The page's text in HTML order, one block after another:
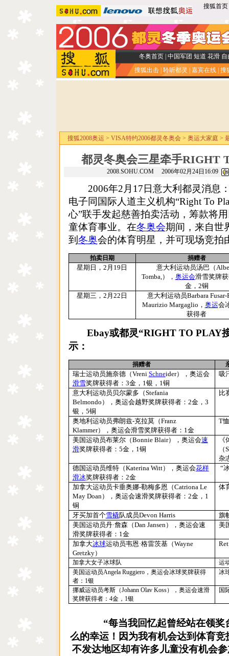
搜狐首页
冬奥首页| 中国军团 短道 花滑 自
搜狐出击 聆听都灵 嘉宾在线 搜
搜狐2008奥运 > VISA特约2006都灵冬奥会> 奥运大家庭 >
都灵冬奥会三星牵手RIGHT
2008.SOHU.COM 2006年02月24日16:09
2006年2月17日意大利都灵消息
电子同国际人道主义机构“Right To
心”联手发起慈善拍卖活动，筹款将
童体育事业。在冬奥会期间，来自世
到 冬奥会的体育明星，并可现场竞拍
拍卖日期 捐赠者
星期日， 2 月 19 日 意大利运动员汤巴（
Tomba,）， 奥运会滑雪奖牌
金， 2铜
星期三， 2 月 22 日 意大利运动员Barbara
Maurizio Margaglio ， 奥运会
获得者
Ebay或都灵“RIGHT TO PLAY
示：
捐赠者
瑞士运动员施奈德（Vreni Schneider），奥运会
滑雪奖牌获得者： 3金， 1银， 1铜
吸
意大利运动员贝尔蒙多（Stefania
Belmondo ），奥运会越野奖牌获得者： 2金， 3
银， 5铜
比
奥地利运动员弗朗兹-克拉莫（Franz
Klammer），奥运会滑雪奖牌获得者： 1金
T恤
美国运动员布莱尔（Bonnie Blair），奥运会速
滑奖牌获得者： 5金， 1铜
（
杂
德国运动员维特（Katerina Witt），奥运会花样
滑冰奖牌获得者： 2金
“
加拿大运动员卡垂奥娜-勒梅多恩（Catriona Le
May Doan），奥运会速滑奖牌获得者： 2金， 1
铜
体
牙买加首个雪橇队成员Devon Harris
旗
美国运动员丹·詹森（Dan Jansen），奥运会速
滑奖牌获得者： 1金
美
加拿大冰球运动员韦恩·格雷茨基（Wayne
Gretzky）
加拿大女子冰球队
运
美国运动员Angela Ruggiero，奥运会冰球奖牌获得
者： 1银
冰
挪威运动员考斯（Johann Olav Koss），奥运会速滑
奖牌获得者： 4金， 1银
国
“每当我回忆起曾经站在领
么的幸运！因为我有机会达到体育
不发达地区却有许多儿童没有机会